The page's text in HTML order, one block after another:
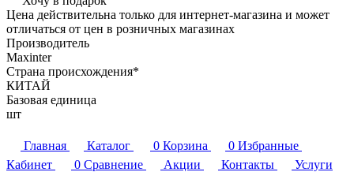
Цена действительна только для интернет-магазина и может
отличаться от цен в розничных магазинах
Производитель
Maxinter
Страна происхождения*
КИТАЙ
Базовая единица
шт
Главная Каталог 0 Корзина 0 Избранные
Кабинет
0 Сравнение Акции Контакты Услуги